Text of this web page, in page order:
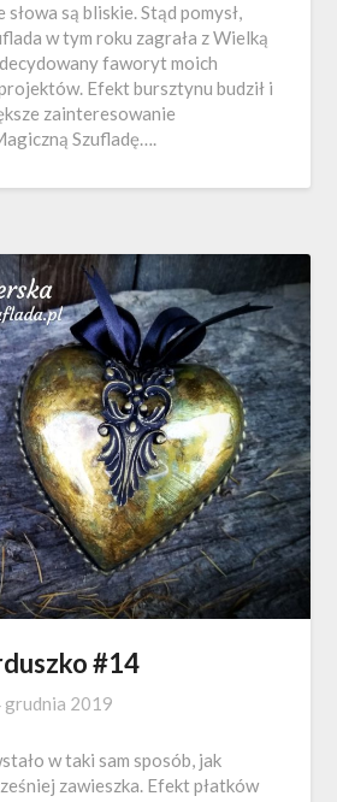
słowa są bliskie. Stąd pomysł,
w tym roku zagrała z Wielką
faworyt moich
Efekt bursztynu budził i
zainteresowanie
Szufladę….
#14
grudnia 2019
w taki sam sposób, jak
zawieszka. Efekt płatków